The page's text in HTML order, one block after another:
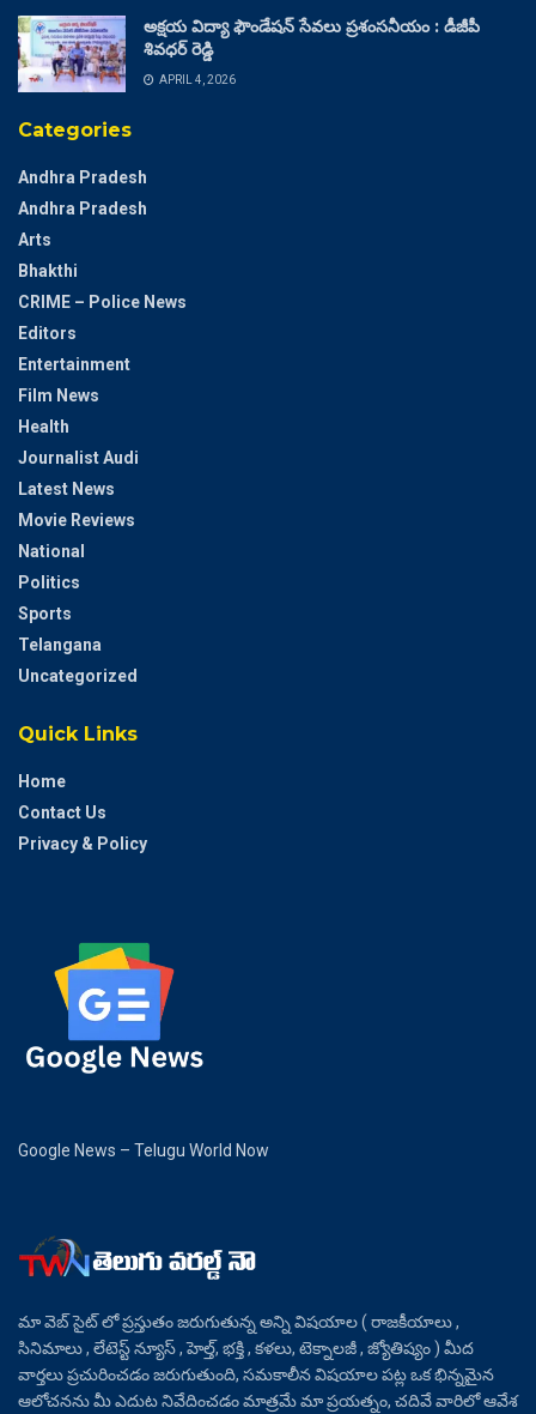
అక్షయ విద్యా ఫౌండేషన్ సేవలు ప్రశంసనీయం : డీజీపీ
శివధర్ రెడ్డి
APRIL 4, 2026
Categories
Andhra Pradesh
Andhra Pradesh
Arts
Bhakthi
CRIME – Police News
Editors
Entertainment
Film News
Health
Journalist Audi
Latest News
Movie Reviews
National
Politics
Sports
Telangana
Uncategorized
Quick Links
Home
Contact Us
Privacy & Policy
Google News – Telugu World Now
మా వెబ్ సైట్ లో ప్రస్తుతం జరుగుతున్న అన్ని విషయాల ( రాజకీయాలు ,
సినిమాలు , లేటెస్ట్ న్యూస్ , హెల్త్, భక్తి , కళలు, టెక్నాలజీ , జ్యోతిష్యం ) మీద
వార్తలు ప్రచురించడం జరుగుతుంది, సమకాలీన విషయాల పట్ల ఒక భిన్నమైన
ఆలోచనను మీ ఎదుట నివేదించడం మాత్రమే మా ప్రయత్నం, చదివే వారిలో ఆవేశ